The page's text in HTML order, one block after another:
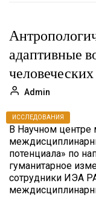
адаптивные
Admin
ИССЛЕДОВАНИЯ
В Научном центре
потенциала» по
гуманитарное
сотрудники ИЭА